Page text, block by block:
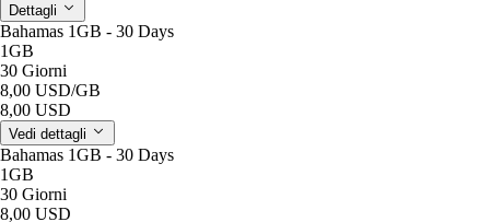
Dettagli
Bahamas 1GB - 30 Days
1GB
30 Giorni
8,00 USD/GB
8,00 USD
Vedi dettagli
Bahamas 1GB - 30 Days
1GB
30 Giorni
8,00 USD